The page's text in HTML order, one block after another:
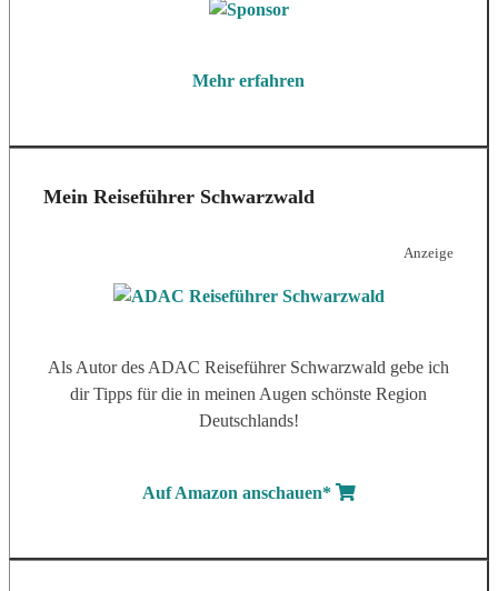
Mehr erfahren
Mein Reiseführer Schwarzwald
Anzeige
Als Autor des ADAC Reiseführer Schwarzwald gebe ich
dir Tipps für die in meinen Augen schönste Region
Deutschlands!
Auf Amazon anschauen*